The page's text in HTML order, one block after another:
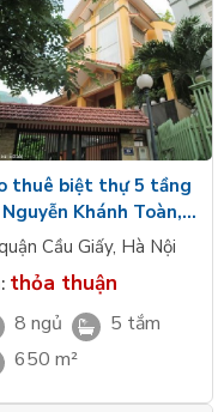
thuê biệt thự 5 tầng
Khánh Toàn,
GiấyCầu Giấy, Hà Nội
thỏa thuận
8 ngủ
5 tắm
650 m²